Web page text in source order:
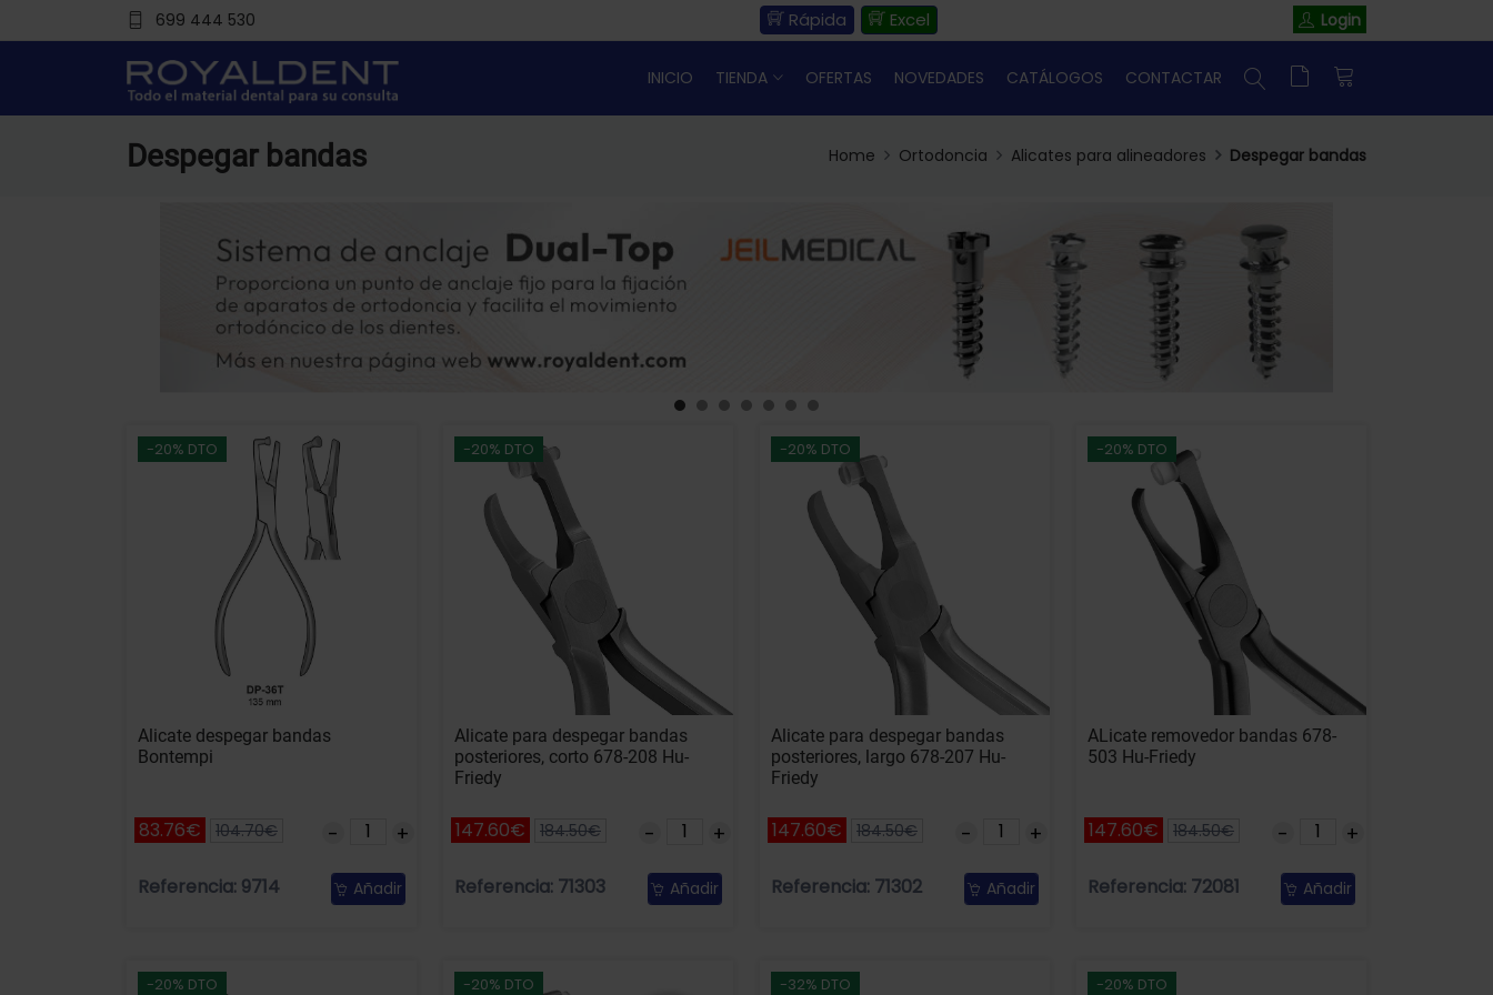
699 444 530 Rápida Excel Login
INICIO TIENDA OFERTAS NOVEDADES CATÁLOGOS CONTACTAR
Despegar bandas Home Ortodoncia Alicates para alineadores Despegar bandas
-20% DTO
Alicate despegar bandas
Bontempi
83.76€ 104.70€
Referencia: 9714 Añadir
-20% DTO
Alicate para despegar bandas
posteriores, corto 678-208 Hu-
Friedy
147.60€ 184.50€
Referencia: 71303 Añadir
-20% DTO
Alicate para despegar bandas
posteriores, largo 678-207 Hu-
Friedy
147.60€ 184.50€
Referencia: 71302 Añadir
-20% DTO
ALicate removedor bandas 678-
503 Hu-Friedy
147.60€ 184.50€
Referencia: 72081 Añadir
-20% DTO -20% DTO -32% DTO -20% DTO